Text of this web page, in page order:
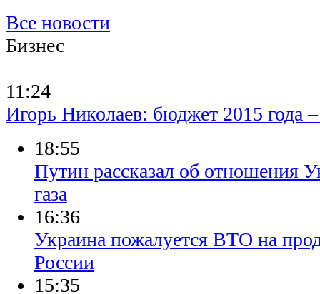
Все новости
Бизнес
11:24
Игорь Николаев: бюджет 2015 года
18:55
Путин рассказал об отношения
газа
16:36
Украина пожалуется ВТО на
России
15:35